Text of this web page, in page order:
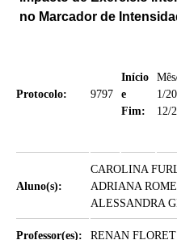
no Marcador de
Protocolo: 9797
Início
e
Fim:
1/
12/
Aluno(s):
CAROLINA
ADRIANA
ALESSANDRA
Professor(es): RENAN